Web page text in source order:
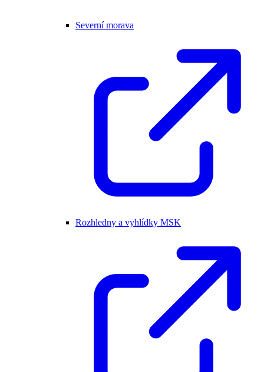
Severní morava
Rozhledny a vyhlídky MSK